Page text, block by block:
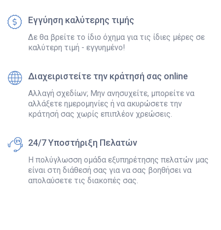
Εγγύηση καλύτερης τιμής
Δε θα βρείτε το ίδιο όχημα για τις ίδιες μέρες σε
καλύτερη τιμή - εγγυημένο!
Διαχειριστείτε την κράτησή σας online
Αλλαγή σχεδίων; Μην ανησυχείτε, μπορείτε να
αλλάξετε ημερομηνίες ή να ακυρώσετε την
κράτησή σας χωρίς επιπλέον χρεώσεις.
24/7 Υποστήριξη Πελατών
Η πολύγλωσση ομάδα εξυπηρέτησης πελατών μας
είναι στη διάθεσή σας για να σας βοηθήσει να
απολαύσετε τις διακοπές σας.